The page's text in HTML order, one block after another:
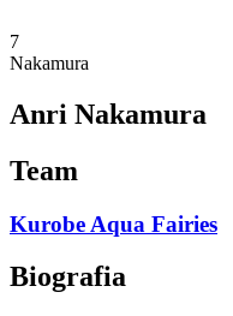
7
Nakamura
Anri Nakamura
Team
Kurobe Aqua Fairies
Biografia